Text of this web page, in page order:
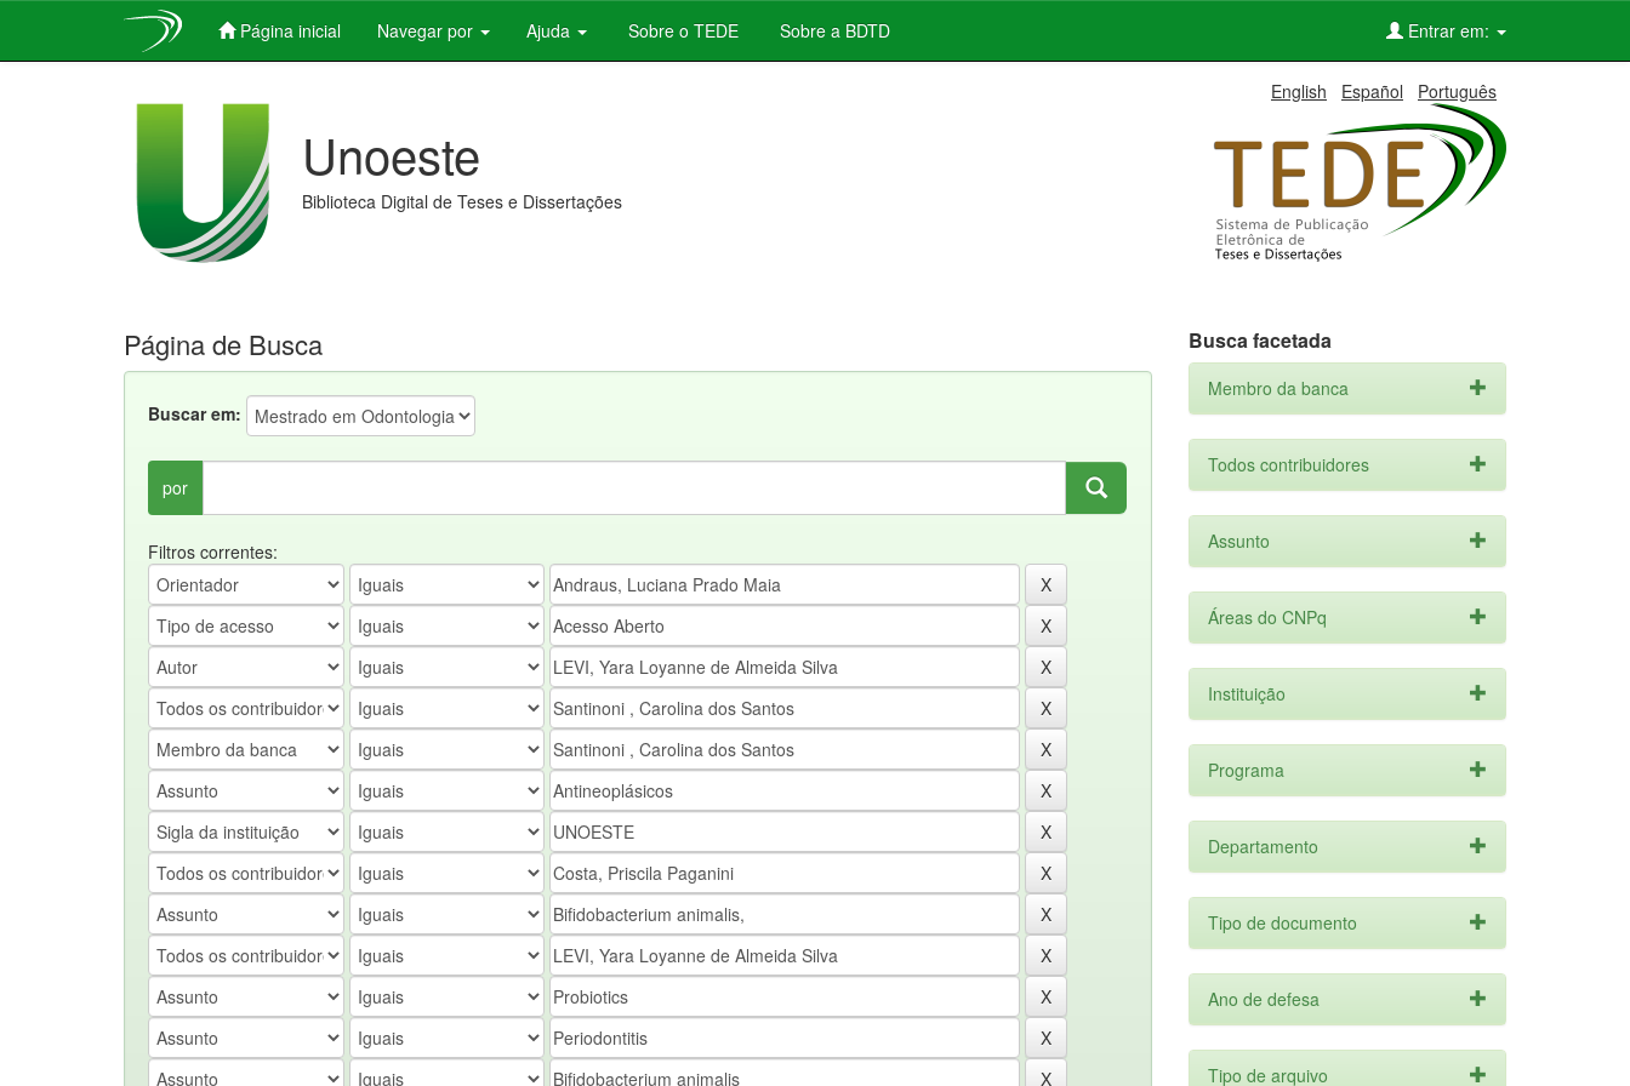
Página inicial Navegar por Ajuda Sobre o TEDE Sobre a BDTD Entrar em:
English Español Português
Unoeste
Biblioteca Digital de Teses e Dissertações
Página de Busca
Buscar em:
por
Filtros correntes:
Busca facetada
Membro da banca
Todos contribuidores
Assunto
Áreas do CNPq
Instituição
Programa
Departamento
Tipo de documento
Ano de defesa
Tipo de arquivo